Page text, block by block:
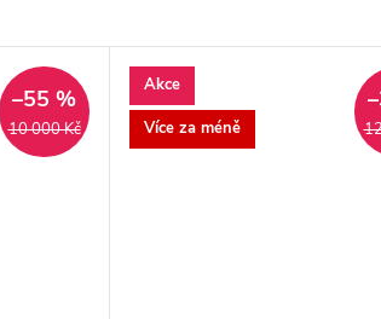
10 000 Kč
–55 %
Akce
Více za méně